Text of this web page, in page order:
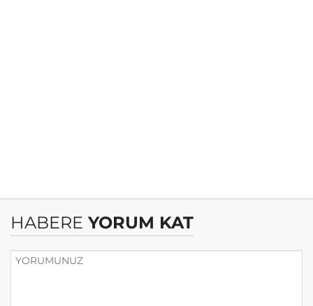
HABERE YORUM KAT